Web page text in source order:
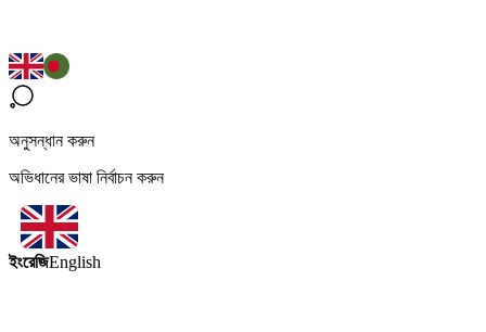
অনুসন্ধান করুন
অভিধানের ভাষা নির্বাচন করুন
ইংরেজিEnglish